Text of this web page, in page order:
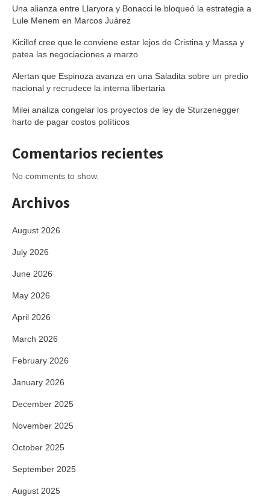
Una alianza entre Llaryora y Bonacci le bloqueó la estrategia a
Lule Menem en Marcos Juárez
Kicillof cree que le conviene estar lejos de Cristina y Massa y
patea las negociaciones a marzo
Alertan que Espinoza avanza en una Saladita sobre un predio
nacional y recrudece la interna libertaria
Milei analiza congelar los proyectos de ley de Sturzenegger
harto de pagar costos políticos
Comentarios recientes
No comments to show.
Archivos
August 2026
July 2026
June 2026
May 2026
April 2026
March 2026
February 2026
January 2026
December 2025
November 2025
October 2025
September 2025
August 2025